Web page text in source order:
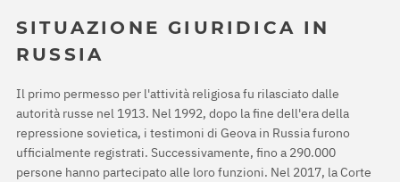
SITUAZIONE GIURIDICA IN
RUSSIA
Il primo permesso per l'attività religiosa fu rilasciato dalle
autorità russe nel 1913. Nel 1992, dopo la fine dell'era della
repressione sovietica, i testimoni di Geova in Russia furono
ufficialmente registrati. Successivamente, fino a 290.000
persone hanno partecipato alle loro funzioni. Nel 2017, la Corte